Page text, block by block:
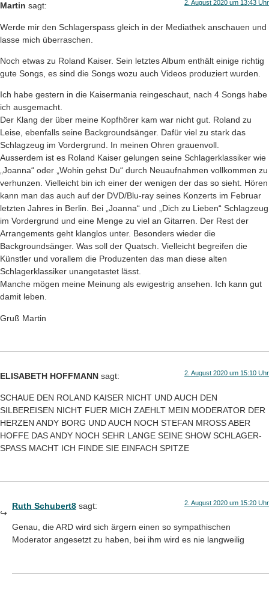
Martin sagt: 2. August 2020 um 13:43 Uhr
Werde mir den Schlagerspass gleich in der Mediathek anschauen und
lasse mich überraschen.
Noch etwas zu Roland Kaiser. Sein letztes Album enthält einige richtig
gute Songs, es sind die Songs wozu auch Videos produziert wurden.
Ich habe gestern in die Kaisermania reingeschaut, nach 4 Songs habe
ich ausgemacht.
Der Klang der über meine Kopfhörer kam war nicht gut. Roland zu
Leise, ebenfalls seine Backgroundsänger. Dafür viel zu stark das
Schlagzeug im Vordergrund. In meinen Ohren grauenvoll.
Ausserdem ist es Roland Kaiser gelungen seine Schlagerklassiker wie
„Joanna“ oder „Wohin gehst Du“ durch Neuaufnahmen vollkommen zu
verhunzen. Vielleicht bin ich einer der wenigen der das so sieht. Hören
kann man das auch auf der DVD/Blu-ray seines Konzerts im Februar
letzten Jahres in Berlin. Bei „Joanna“ und „Dich zu Lieben“ Schlagzeug
im Vordergrund und eine Menge zu viel an Gitarren. Der Rest der
Arrangements geht klanglos unter. Besonders wieder die
Backgroundsänger. Was soll der Quatsch. Vielleicht begreifen die
Künstler und vorallem die Produzenten das man diese alten
Schlagerklassiker unangetastet lässt.
Manche mögen meine Meinung als ewigestrig ansehen. Ich kann gut
damit leben.
Gruß Martin
ELISABETH HOFFMANN sagt: 2. August 2020 um 15:10 Uhr
SCHAUE DEN ROLAND KAISER NICHT UND AUCH DEN
SILBEREISEN NICHT FUER MICH ZAEHLT MEIN MODERATOR DER
HERZEN ANDY BORG UND AUCH NOCH STEFAN MROSS ABER
HOFFE DAS ANDY NOCH SEHR LANGE SEINE SHOW SCHLAGER-
SPASS MACHT ICH FINDE SIE EINFACH SPITZE
Ruth Schubert8 sagt: 2. August 2020 um 15:20 Uhr
Genau, die ARD wird sich ärgern einen so sympathischen
Moderator angesetzt zu haben, bei ihm wird es nie langweilig